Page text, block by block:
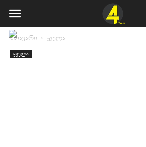
მთავარი ყველა
ყველა